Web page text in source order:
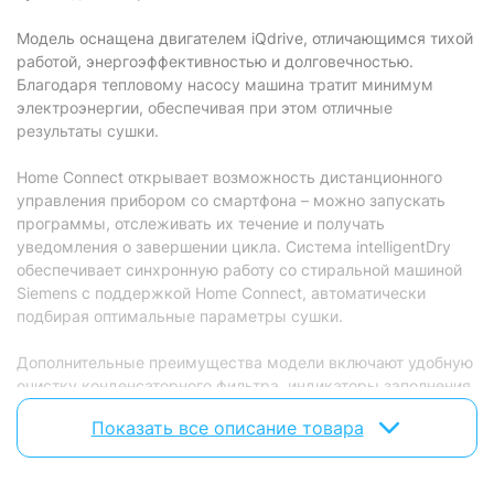
Smart-управление:
через Wi-Fi
Настройка времени
сушки:
есть
Блокировка от
детей:
есть
Конструктивные особенности
Установка в
колонну:
есть
дверей:
Программы
Количество
15
Модель оснащена двигателем iQdrive, отличающимся тихой
работой, энергоэффективностью и долговечностью.
Благодаря тепловому насосу машина тратит минимум
электроэнергии, обеспечивая при этом отличные
результаты сушки.
Home Connect открывает возможность дистанционного
управления прибором со смартфона – можно запускать
программы, отслеживать их течение и получать
уведомления о завершении цикла. Система intelligentDry
обеспечивает синхронную работу со стиральной машиной
Siemens с поддержкой Home Connect, автоматически
подбирая оптимальные параметры сушки.
Дополнительные преимущества модели включают удобную
очистку конденсаторного фильтра, индикаторы заполнения
резервуара и состояния фильтра, цифровой дисплей с
отображением остаточного времени, а также программу
экспресс-сушки для быстрых результатов.
Показать все описание товара